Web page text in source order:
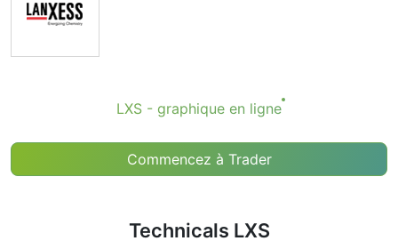
Évidemment, nous ne recommandons à personne
d’acheter ou de vendre un instrument financier en se
conditions d'un ensemble d'indicateurs individuels qui
peuvent aider l'utilisateur à repérer des conditions
est cohérent avec sa stratégie.
LXS - graphique en ligne
Commencez à Trader
Technicals LXS